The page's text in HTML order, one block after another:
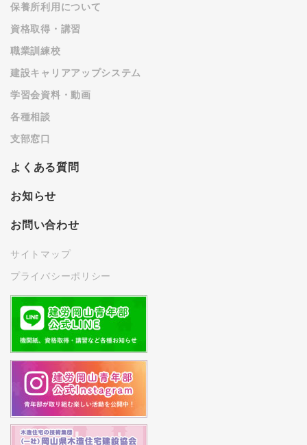
保養所利用について
資格取得・講習
職業訓練校
建設キャリアアップシステム
学習会資料・動画
各種相談
支部窓口
よくある質問
お知らせ
お問い合わせ
サイトマップ
プライバシーポリシー